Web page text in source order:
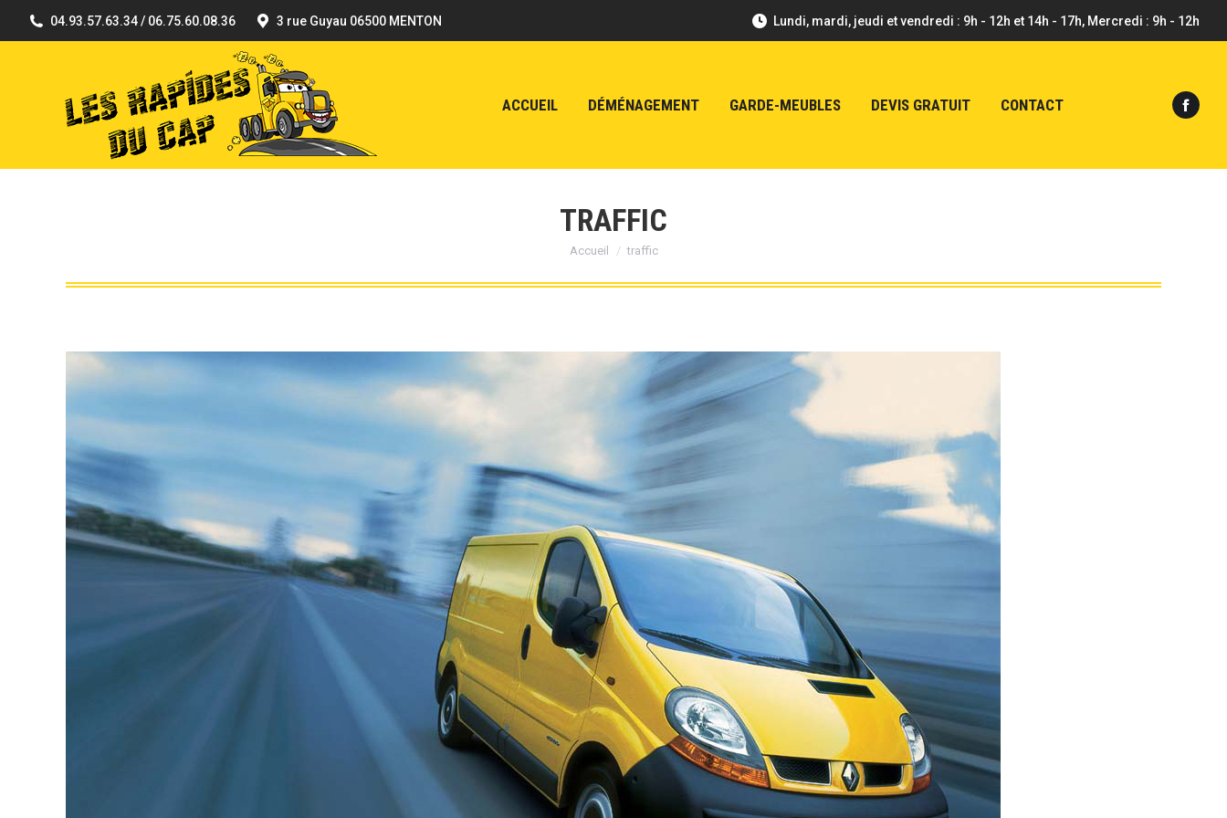
04.93.57.63.34 / 06.75.60.08.36 3 rue Guyau 06500 MENTON Lundi, mardi, jeudi et vendredi : 9h - 12h et 14h - 17h, Mercredi : 9h - 12h
ACCUEIL DÉMÉNAGEMENT GARDE-MEUBLES DEVIS GRATUIT CONTACT
opens
TRAFFIC
Vous êtes ici :
Accueil traffic